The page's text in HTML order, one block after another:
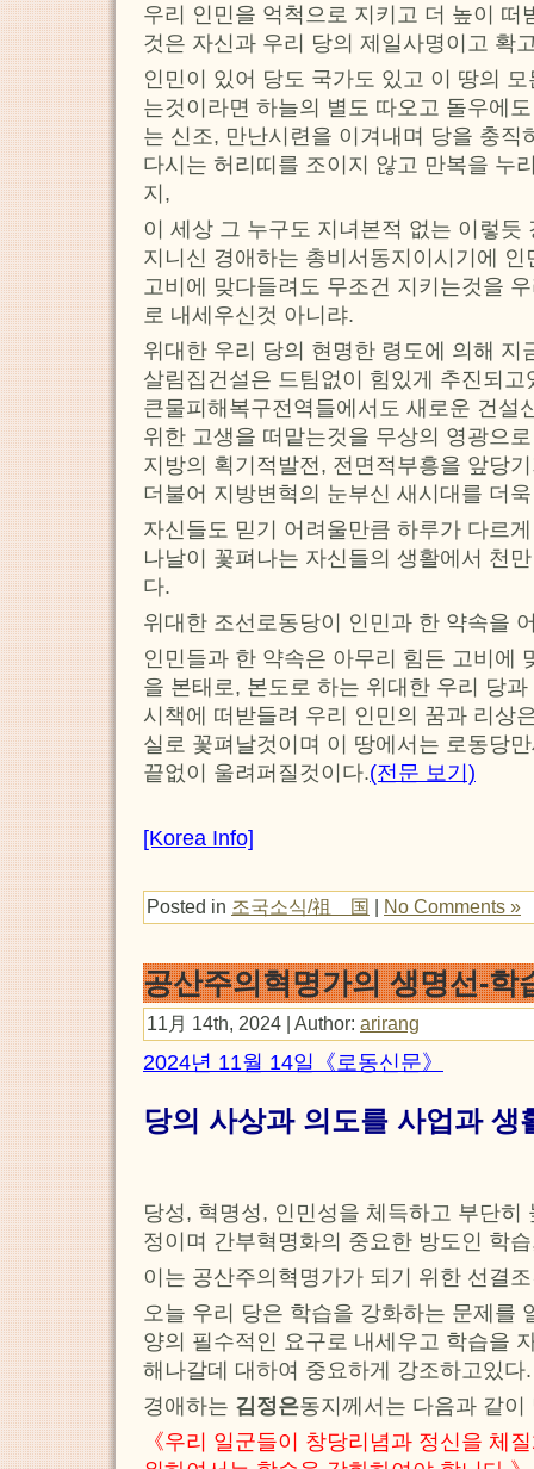
우리 인민을 억척으로 지키고 더 높이 떠
것은 자신과 우리 당의 제일사명이고 확
인민이 있어 당도 국가도 있고 이 땅의
는것이라면 하늘의 별도 따오고 돌우에
는 신조, 만난시련을 이겨내며 당을 충직
다시는 허리띠를 조이지 않고 만복을 누
지,
이 세상 그 누구도 지녀본적 없는 이렇듯
지니신 경애하는 총비서동지이시기에
고비에 맞다들려도 무조건 지키는것을
로 내세우신것 아니랴.
위대한 우리 당의 현명한 령도에 의해 지
살림집건설은 드팀없이 힘있게 추진되
큰물피해복구전역들에서도 새로운 건설
위한 고생을 떠맡는것을 무상의 영광으
지방의 획기적발전, 전면적부흥을 앞당
더불어 지방변혁의 눈부신 새시대를 더
자신들도 믿기 어려울만큼 하루가 다르
나날이 꽃펴나는 자신들의 생활에서 천
다.
위대한 조선로동당이 인민과 한 약속을
인민들과 한 약속은 아무리 힘든 고비에
을 본태로, 본도로 하는 위대한 우리 당
시책에 떠받들려 우리 인민의 꿈과 리상
실로 꽃펴날것이며 이 땅에서는 로동당
끝없이 울려퍼질것이다.(전문 보기)
[Korea Info]
Posted in 조국소식/祖 国 | No Comments »
공산주의혁명가의 생명선-학
11月 14th, 2024 | Author: arirang
2024년 11월 14일《로동신문》
당의 사상과 의도를 사업과 생
당성, 혁명성, 인민성을 체득하고 부단히
정이며 간부혁명화의 중요한 방도인 학
이는 공산주의혁명가가 되기 위한 선결
오늘 우리 당은 학습을 강화하는 문제를
양의 필수적인 요구로 내세우고 학습을
해나갈데 대하여 중요하게 강조하고있다.
경애하는 김정은동지께서는 다음과 같이
《우리 일군들이 창당리념과 정신을 체